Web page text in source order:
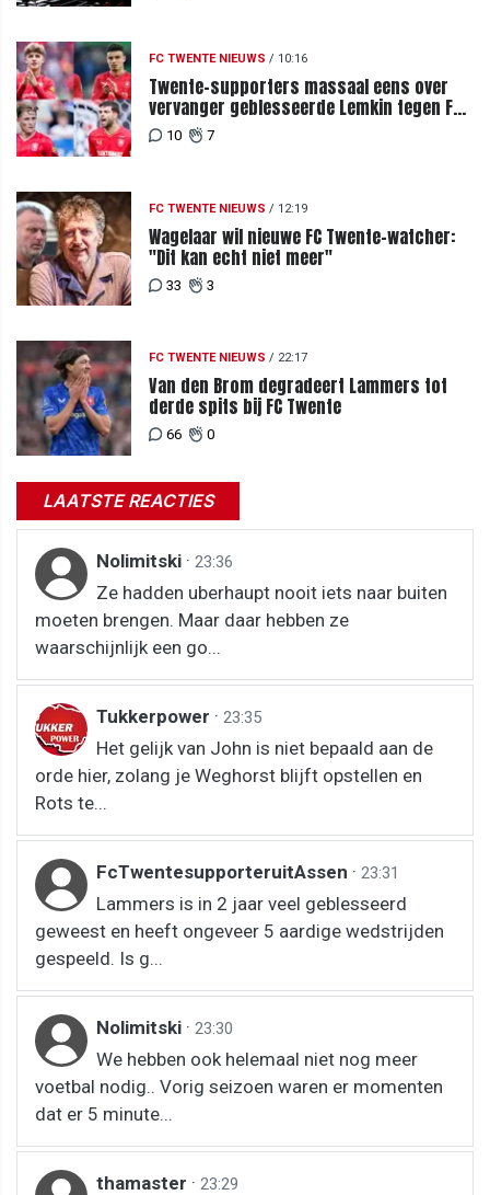
FC TWENTE NIEUWS / 10:16
Twente-supporters massaal eens over
vervanger geblesseerde Lemkin tegen FC
DAC 04
10 7
FC TWENTE NIEUWS / 12:19
Wagelaar wil nieuwe FC Twente-watcher:
"Dit kan echt niet meer"
33 3
FC TWENTE NIEUWS / 22:17
Van den Brom degradeert Lammers tot
derde spits bij FC Twente
66 0
LAATSTE REACTIES
Nolimitski · 23:36
Ze hadden uberhaupt nooit iets naar buiten
moeten brengen. Maar daar hebben ze
waarschijnlijk een go...
Tukkerpower · 23:35
Het gelijk van John is niet bepaald aan de
orde hier, zolang je Weghorst blijft opstellen en
Rots te...
FcTwentesupporteruitAssen · 23:31
Lammers is in 2 jaar veel geblesseerd
geweest en heeft ongeveer 5 aardige wedstrijden
gespeeld. Is g...
Nolimitski · 23:30
We hebben ook helemaal niet nog meer
voetbal nodig.. Vorig seizoen waren er momenten
dat er 5 minute...
thamaster · 23:29